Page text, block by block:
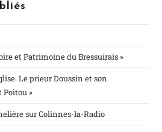
et Patrimoine du Bressuirais »
Le prieur Doussin et son
»
sur Colinnes-la-Radio